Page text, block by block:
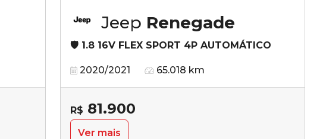
Jeep Renegade
🛡️ 1.8 16V FLEX SPORT 4P AUTOMÁTICO
2020/2021 65.018 km
R$ 81.900
Ver mais